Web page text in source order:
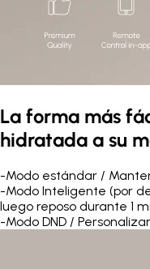
La forma más
hidratada a su
-Modo estándar /
-Modo Inteligente (por
luego reposo durante 1
-Modo DND /